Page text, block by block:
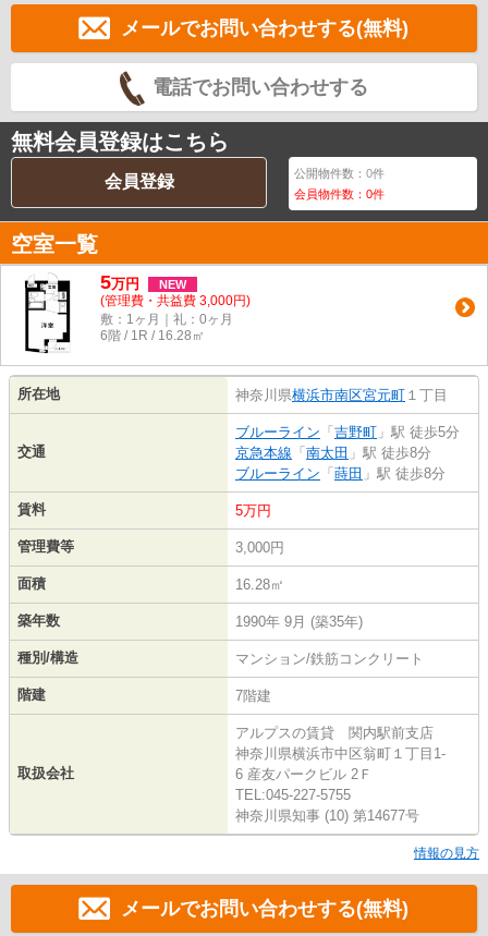
メールでお問い合わせする(無料)
電話でお問い合わせする
無料会員登録はこちら
会員登録 公開物件数：0件
会員物件数：0件
空室一覧
5万円 NEW
(管理費・共益費 3,000円)
敷：1ヶ月｜礼：0ヶ月
6階 / 1R / 16.28㎡
所在地 神奈川県横浜市南区宮元町 １丁目
交通
ブルーライン 「 吉野町 」駅 徒歩5分
京急本線 「 南太田 」駅 徒歩8分
ブルーライン 「 蒔田 」駅 徒歩8分
賃料 5万円
管理費等 3,000円
面積 16.28㎡
築年数 1990年 9月 (築35年)
種別/構造 マンション/鉄筋コンクリート
階建 7階建
取扱会社
アルプスの賃貸 関内駅前支店
神奈川県横浜市中区翁町１丁目1-
6 産友パークビル 2Ｆ
TEL:045-227-5755
神奈川県知事 (10) 第14677号
情報の見方
メールでお問い合わせする(無料)